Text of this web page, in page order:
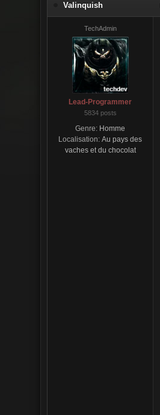
Valinquish
TechAdmin
Lead-Programmer
5834 posts
Genre: Homme
Localisation: Au pays des
vaches et du chocolat